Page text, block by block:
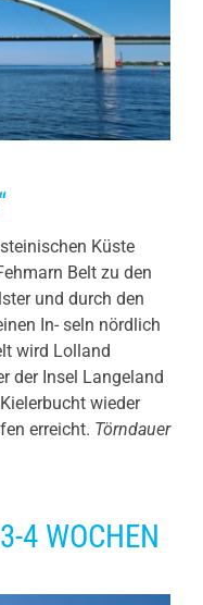
Küste
Belt zu den
und durch den
In- seln nördlich
wird Lolland
der Insel Langeland
wieder
erreicht. Törndauer
4 WOCHEN